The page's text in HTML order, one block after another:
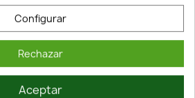
63,72 €44,60 €
Configurar
Rechazar
Aceptar